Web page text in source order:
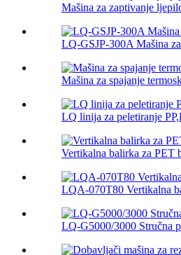
Mašina za zaptivanje
LQ-GSJP-300A Mašina
Mašina za spajanje
LQ linija za peletiranje
Vertikalna balirka za PET
LQA-070T80 Vertikalna
LQ-G5000/3000 Stručna